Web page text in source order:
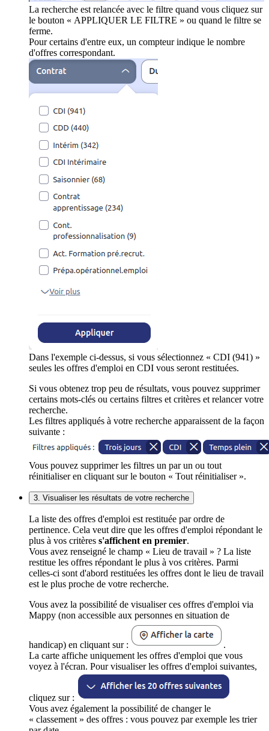
La recherche est relancée avec le filtre quand vous cliquez sur
le bouton « APPLIQUER LE FILTRE » ou quand le filtre se
ferme.
Pour certains d'entre eux, un compteur indique le nombre
d'offres correspondant.
Dans l'exemple ci-dessus, si vous sélectionnez « CDI (941) »
seules les offres d'emploi en CDI vous seront restituées.
Si vous obtenez trop peu de résultats, vous pouvez supprimer
certains mots-clés ou certains filtres et critères et relancer votre
recherche.
Les filtres appliqués à votre recherche apparaissent de la façon
suivante :
Vous pouvez supprimer les filtres un par un ou tout
réinitialiser en cliquant sur le bouton « Tout réinitialiser ».
3. Visualiser les résultats de votre recherche
La liste des offres d'emploi est restituée par ordre de
pertinence. Cela veut dire que les offres d'emploi répondant le
plus à vos critères s'affichent en premier.
Vous avez renseigné le champ « Lieu de travail » ? La liste
restitue les offres répondant le plus à vos critères. Parmi
celles-ci sont d'abord restituées les offres dont le lieu de travail
est le plus proche de votre recherche.
Vous avez la possibilité de visualiser ces offres d'emploi via
Mappy (non accessible aux personnes en situation de
handicap) en cliquant sur :
.
La carte affiche uniquement les offres d'emploi que vous
voyez à l'écran. Pour visualiser les offres d'emploi suivantes,
cliquez sur :
Vous avez également la possibilité de changer le
« classement » des offres : vous pouvez par exemple les trier